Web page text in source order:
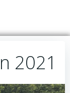
2021